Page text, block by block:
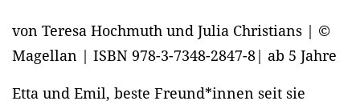
von Teresa Hochmuth und Julia Christians | ©
Magellan | ISBN 978-3-7348-2847-8| ab 5 Jahre
Etta und Emil, beste Freund*innen seit sie